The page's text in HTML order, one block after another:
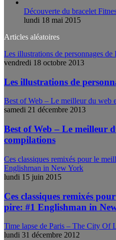
Découverte du bracelet
lundi 18 mai 2015
Articles aléatoires
Les illustrations de personnages
vendredi 18 octobre 2013
Les illustrations de
Best of Web – Le meilleur du web
samedi 21 décembre 2013
Best of Web – Le meilleur
compilations
Ces classiques remixés pour le
Englishman in New York
lundi 15 juin 2015
Ces classiques remixés
pire: #1 Englishman in
Time lapse de Paris – The City Of
lundi 31 décembre 2012